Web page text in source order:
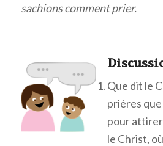
sachions comment prier.
Discuss
Que dit le
prières
pour attirer
le Christ,